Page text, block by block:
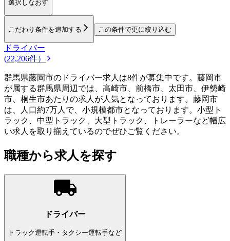
選択しなおす
こだわり条件を追加する この条件で更に絞り込む
ドライバー
(22,206件）
群馬県藤岡市のドライバー求人は8件が募集中です。藤岡市
が属する群馬県周辺では、高崎市、前橋市、太田市、伊勢崎
市、桐生市あたりの求人が人気となっております。藤岡市
は、人口約7万人で、小規模都市となっております。小型ト
ラック、中型トラック、大型トラック、トレーラーなど幅広
い求人を取り揃えているのでぜひご覧ください。
職種から求人を探す
ドライバー
トラック運転手・タクシー運転手など